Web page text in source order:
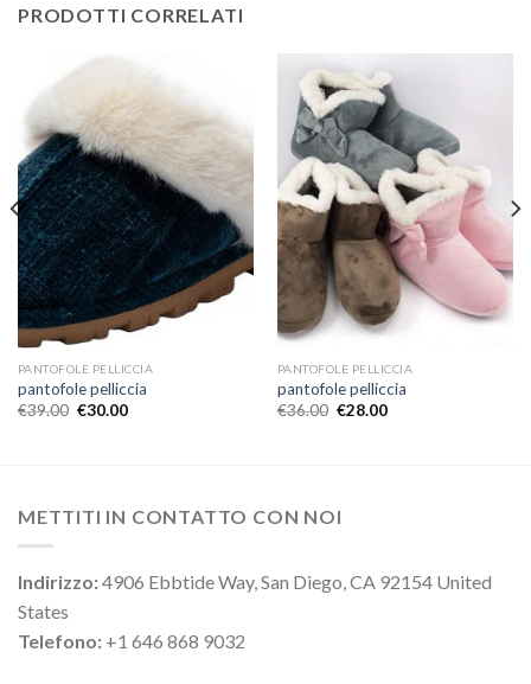
PRODOTTI CORRELATI
PANTOFOLE PELLICCIA
pantofole pelliccia
€39.00 €30.00
PANTOFOLE PELLICCIA
pantofole pelliccia
€36.00 €28.00
METTITI IN CONTATTO CON NOI
Indirizzo:4906 Ebbtide Way, San Diego, CA 92154 United
States
Telefono: +1 646 868 9032